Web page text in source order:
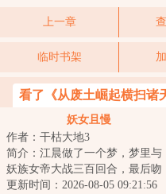
上一章
临时书架
看了《从废土崛起横扫诸
妖女且慢
作者：干枯大地3
简介：江晨做了一个梦，梦里与
妖族女帝大战三百回合，最后吻
了女帝。本来以为只是一场梦，
更新时间：2026-08-05 09:21:56